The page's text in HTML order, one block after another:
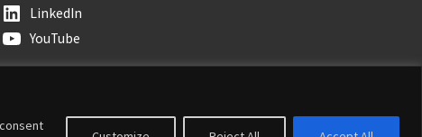
LinkedIn
YouTube